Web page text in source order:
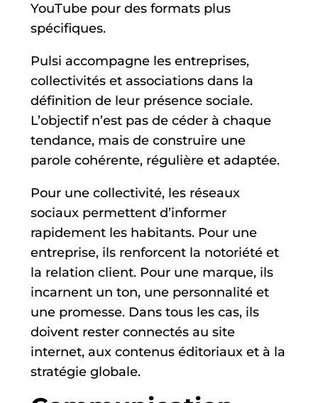
YouTube pour des formats plus
spécifiques.
Pulsi accompagne les entreprises,
collectivités et associations dans la
définition de leur présence sociale.
L’objectif n’est pas de céder à chaque
tendance, mais de construire une
parole cohérente, régulière et adaptée.
Pour une collectivité, les réseaux
sociaux permettent d’informer
rapidement les habitants. Pour une
entreprise, ils renforcent la notoriété et
la relation client. Pour une marque, ils
incarnent un ton, une personnalité et
une promesse. Dans tous les cas, ils
doivent rester connectés au site
internet, aux contenus éditoriaux et à la
stratégie globale.